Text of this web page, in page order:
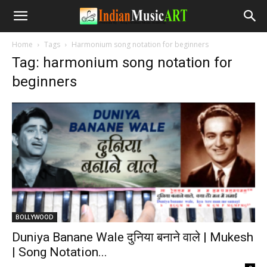
Home Tags Harmonium song notation for beginners
Tag: harmonium song notation for
beginners
BOLLYWOOD
Duniya Banane Wale दुनिया बनाने वाले | Mukesh
| Song Notation...